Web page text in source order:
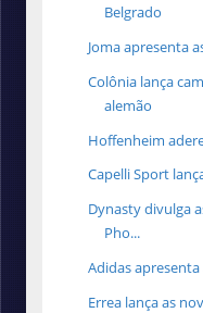
Belgrado
Joma apresenta
Colônia lança
alemão
Hoffenheim
Capelli Sport
Dynasty divulga
Pho...
Adidas
Errea lança as